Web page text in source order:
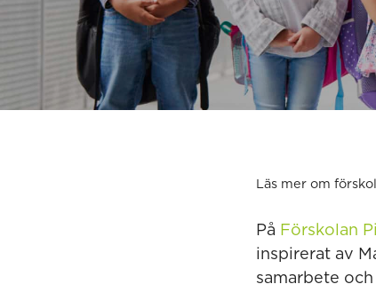
Läs mer om
På Förskolan
inspirerat av
samarbete